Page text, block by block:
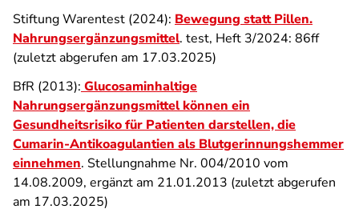
Stiftung Warentest (2024): Bewegung statt Pillen.
Nahrungsergänzungsmittel. test, Heft 3/2024: 86ff
(zuletzt abgerufen am 17.03.2025)
BfR (2013): Glucosaminhaltige
Nahrungsergänzungsmittel können ein
Gesundheitsrisiko für Patienten darstellen, die
Cumarin-Antikoagulantien als Blutgerinnungshemmer
einnehmen. Stellungnahme Nr. 004/2010 vom
14.08.2009, ergänzt am 21.01.2013 (zuletzt abgerufen
am 17.03.2025)